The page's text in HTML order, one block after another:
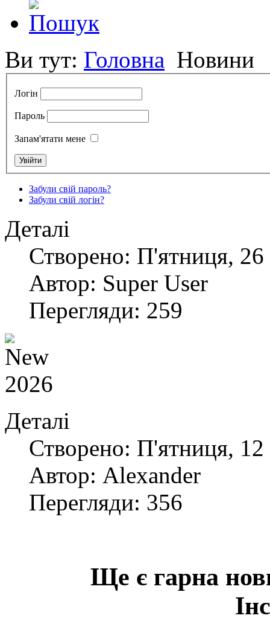
Ви тут: Головна Новини
Логін
Пароль
Запам'ятати мене
Забули свій пароль?
Забули свій логін?
Деталі
Створено: П'ятниця,
Автор: Super User
Перегляди: 259
Деталі
Створено: П'ятниця,
Автор: Alexander
Перегляди: 356
Ще є гарна